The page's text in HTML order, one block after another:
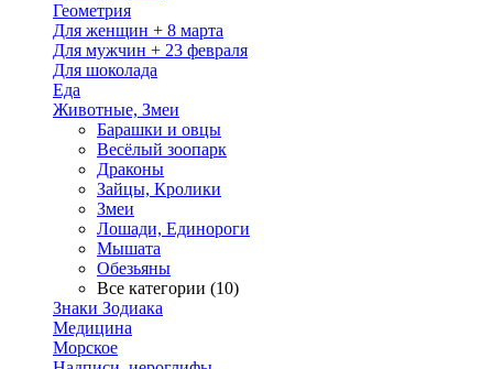
Геометрия
Для женщин + 8 марта
Для мужчин + 23 февраля
Для шоколада
Еда
Животные, Змеи
Барашки и овцы
Весёлый зоопарк
Драконы
Зайцы, Кролики
Змеи
Лошади, Единороги
Мышата
Обезьяны
Все категории (10)
Знаки Зодиака
Медицина
Морское